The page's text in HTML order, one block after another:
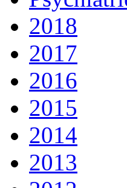
2018
2017
2016
2015
2014
2013